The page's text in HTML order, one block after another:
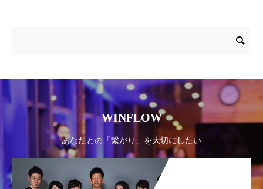
WINFLOW
あなたとの「繋がり」を大切にしたい